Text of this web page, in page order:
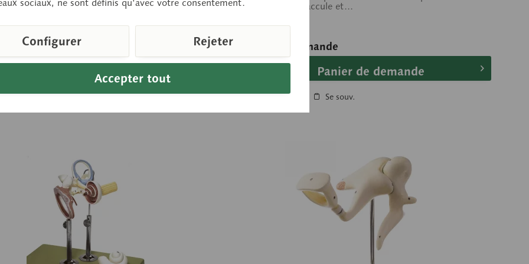
le saccule et...
demande
Panier de demande
Se souv.
visualiser le saccule et...
Prix sur demande
Panier de demande
Comparer Se souv.
Accepter tout
Configurer Rejeter